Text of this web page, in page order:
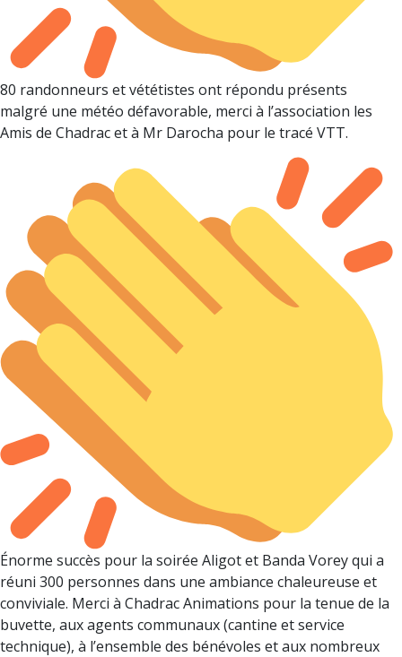
80 randonneurs et vététistes ont répondu présents
malgré une météo défavorable, merci à l’association les
Amis de Chadrac et à Mr Darocha pour le tracé VTT.
Énorme succès pour la soirée Aligot et Banda Vorey qui a
réuni 300 personnes dans une ambiance chaleureuse et
conviviale. Merci à Chadrac Animations pour la tenue de la
buvette, aux agents communaux (cantine et service
technique), à l’ensemble des bénévoles et aux nombreux